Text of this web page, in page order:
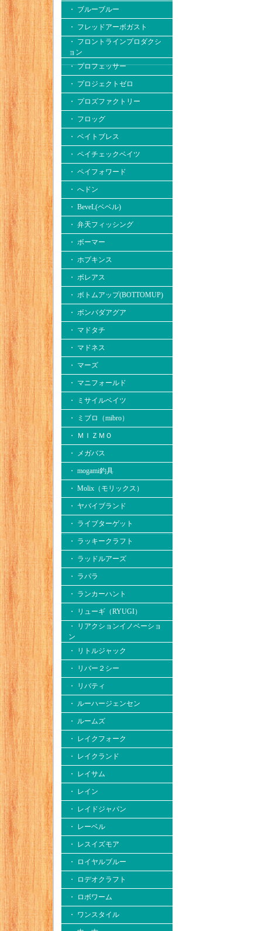
・ ブルーブルー
・ フレッドアーボガスト
・ フロントラインプロダクシ
ョン
・ プロフェッサー
・ プロジェクトゼロ
・ プロズファクトリー
・ フロッグ
・ ベイトブレス
・ ペイチェックベイツ
・ ペイフォワード
・ へドン
・ BeveL(ベベル)
・ 弁天フィッシング
・ ボーマー
・ ホプキンス
・ ボレアス
・ ボトムアップ(BOTTOMUP)
・ ボンバダアグア
・ マドタチ
・ マドネス
・ マーズ
・ マニフォールド
・ ミサイルベイツ
・ ミブロ（mibro）
・ ＭＩＺＭＯ
・ メガバス
・ mogami釣具
・ Molix（モリックス）
・ ヤバイブランド
・ ライブターゲット
・ ラッキークラフト
・ ラッドルアーズ
・ ラパラ
・ ランカーハント
・ リューギ（RYUGI）
・ リアクションイノベーショ
ン
・ リトルジャック
・ リバー２シー
・ リバティ
・ ルーハージェンセン
・ ルームズ
・ レイクフォーク
・ レイクランド
・ レイサム
・ レイン
・ レイドジャパン
・ レーベル
・ レスイズモア
・ ロイヤルブルー
・ ロデオクラフト
・ ロボワーム
・ ワンスタイル